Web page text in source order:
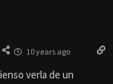
10 years ago
verla de un